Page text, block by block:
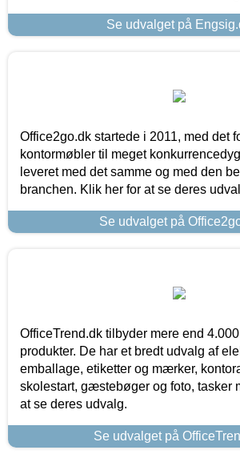
Se udvalget på
Office2go.dk startede i 2011, med det
kontormøbler til meget
leveret med det samme og med den
branchen. Klik her for at se deres
Se udvalget på
OfficeTrend.dk tilbyder mere end
produkter. De har et bredt udvalg af
emballage, etiketter og mærker,
skolestart, gæstebøger og foto, tasker
at se deres udvalg.
Se udvalget på